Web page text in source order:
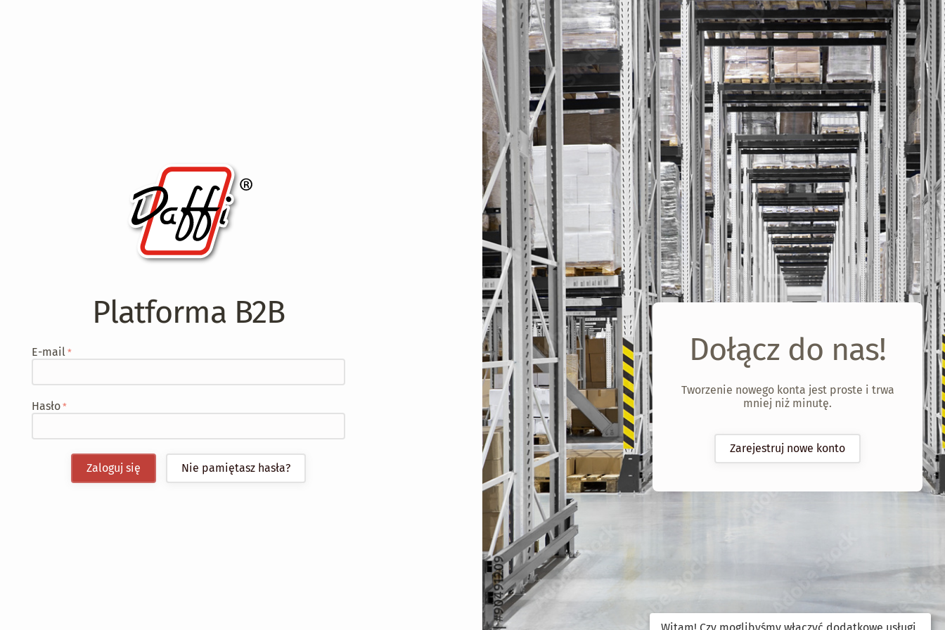
Platforma B2B
E-mail
Hasło
Zaloguj się Nie pamiętasz hasła?
Dołącz do nas!
Tworzenie nowego konta jest proste i trwa
mniej niż minutę.
Zarejestruj nowe konto